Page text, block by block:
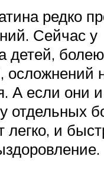
редко
Сейчас у
детей,
осложнений
А если они и
отдельных
легко, и